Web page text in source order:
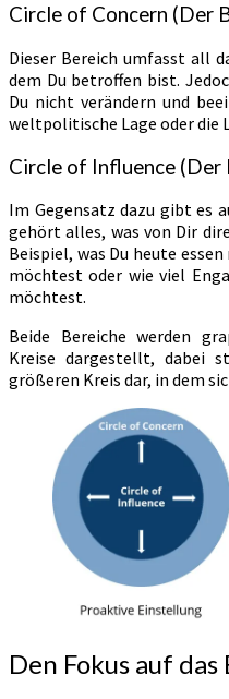
Circle of Concern (Der
Dieser Bereich umfasst all
dem Du betroffen bist.
Du nicht verändern und
weltpolitische Lage oder die
Circle of Influence (Der
Im Gegensatz dazu gibt es
gehört alles, was von Dir
Beispiel, was Du heute
möchtest oder wie viel
möchtest.
Beide Bereiche werden
Kreise dargestellt, dabei
größeren Kreis dar, in dem
Den Fokus auf